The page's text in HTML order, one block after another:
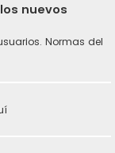
nuevos
Normas del